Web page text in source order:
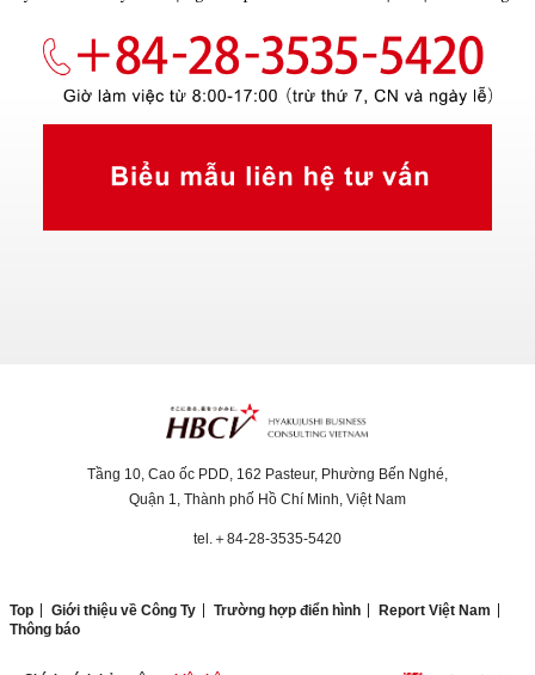
Tầng 10, Cao ốc PDD, 162 Pasteur, Phường Bến Nghé,
Quận 1, Thành phố Hồ Chí Minh, Việt Nam
tel.＋84-28-3535-5420
Top Giới thiệu về Công Ty Trường hợp điển hình
Report Việt Nam
Thông báo